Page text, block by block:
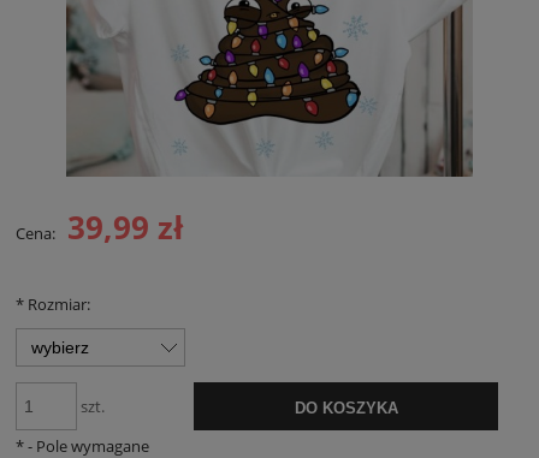
Cena: 39,99 zł
* Rozmiar:
szt. DO KOSZYKA
*- Pole wymagane